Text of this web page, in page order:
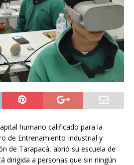
humano calificado para la
de Entrenamiento Industrial y
de Tarapacá, abrió su escuela de
dirigida a personas que sin ningún